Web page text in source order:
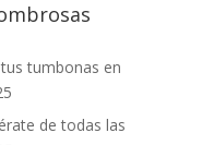
tumbonas en
de todas las